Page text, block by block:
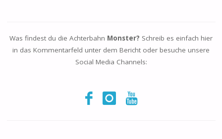
Was findest du die Achterbahn Monster? Schreib es einfach hier
in das Kommentarfeld unter dem Bericht oder besuche unsere
Social Media Channels: